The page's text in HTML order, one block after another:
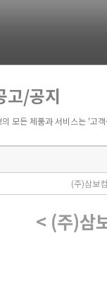
고/공지
모든 제품과 서비스는 '고
(주)삼보
< (주)삼